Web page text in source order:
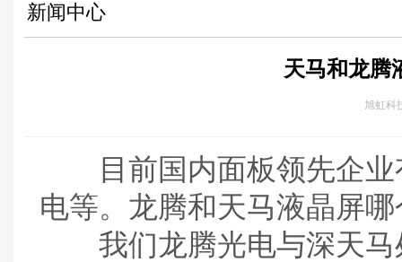
新闻中心
天马和龙腾
旭虹科
目前国内面板领先企业
电等。龙腾和天马液晶屏哪
我们龙腾光电与深天马